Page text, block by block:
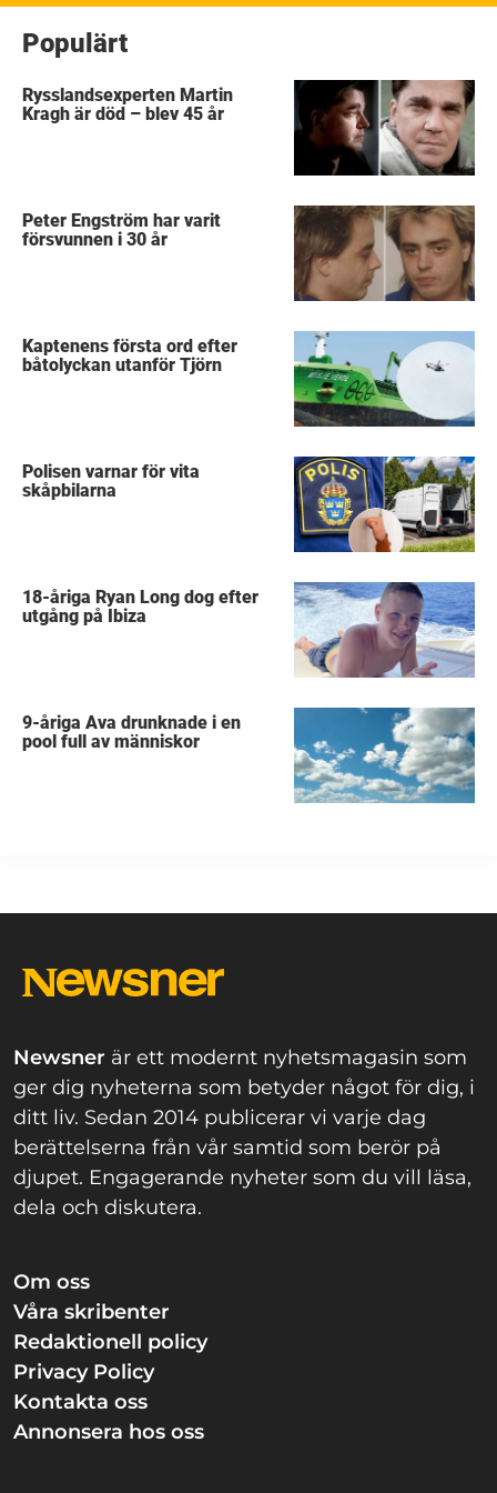
Populärt
Rysslandsexperten Martin
Kragh är död – blev 45 år
Peter Engström har varit
försvunnen i 30 år
Kaptenens första ord efter
båtolyckan utanför Tjörn
Polisen varnar för vita
skåpbilarna
18-åriga Ryan Long dog efter
utgång på Ibiza
9-åriga Ava drunknade i en
pool full av människor
Newsner är ett modernt nyhetsmagasin som
ger dig nyheterna som betyder något för dig, i
ditt liv. Sedan 2014 publicerar vi varje dag
berättelserna från vår samtid som berör på
djupet. Engagerande nyheter som du vill läsa,
dela och diskutera.
Om oss
Våra skribenter
Redaktionell policy
Privacy Policy
Kontakta oss
Annonsera hos oss